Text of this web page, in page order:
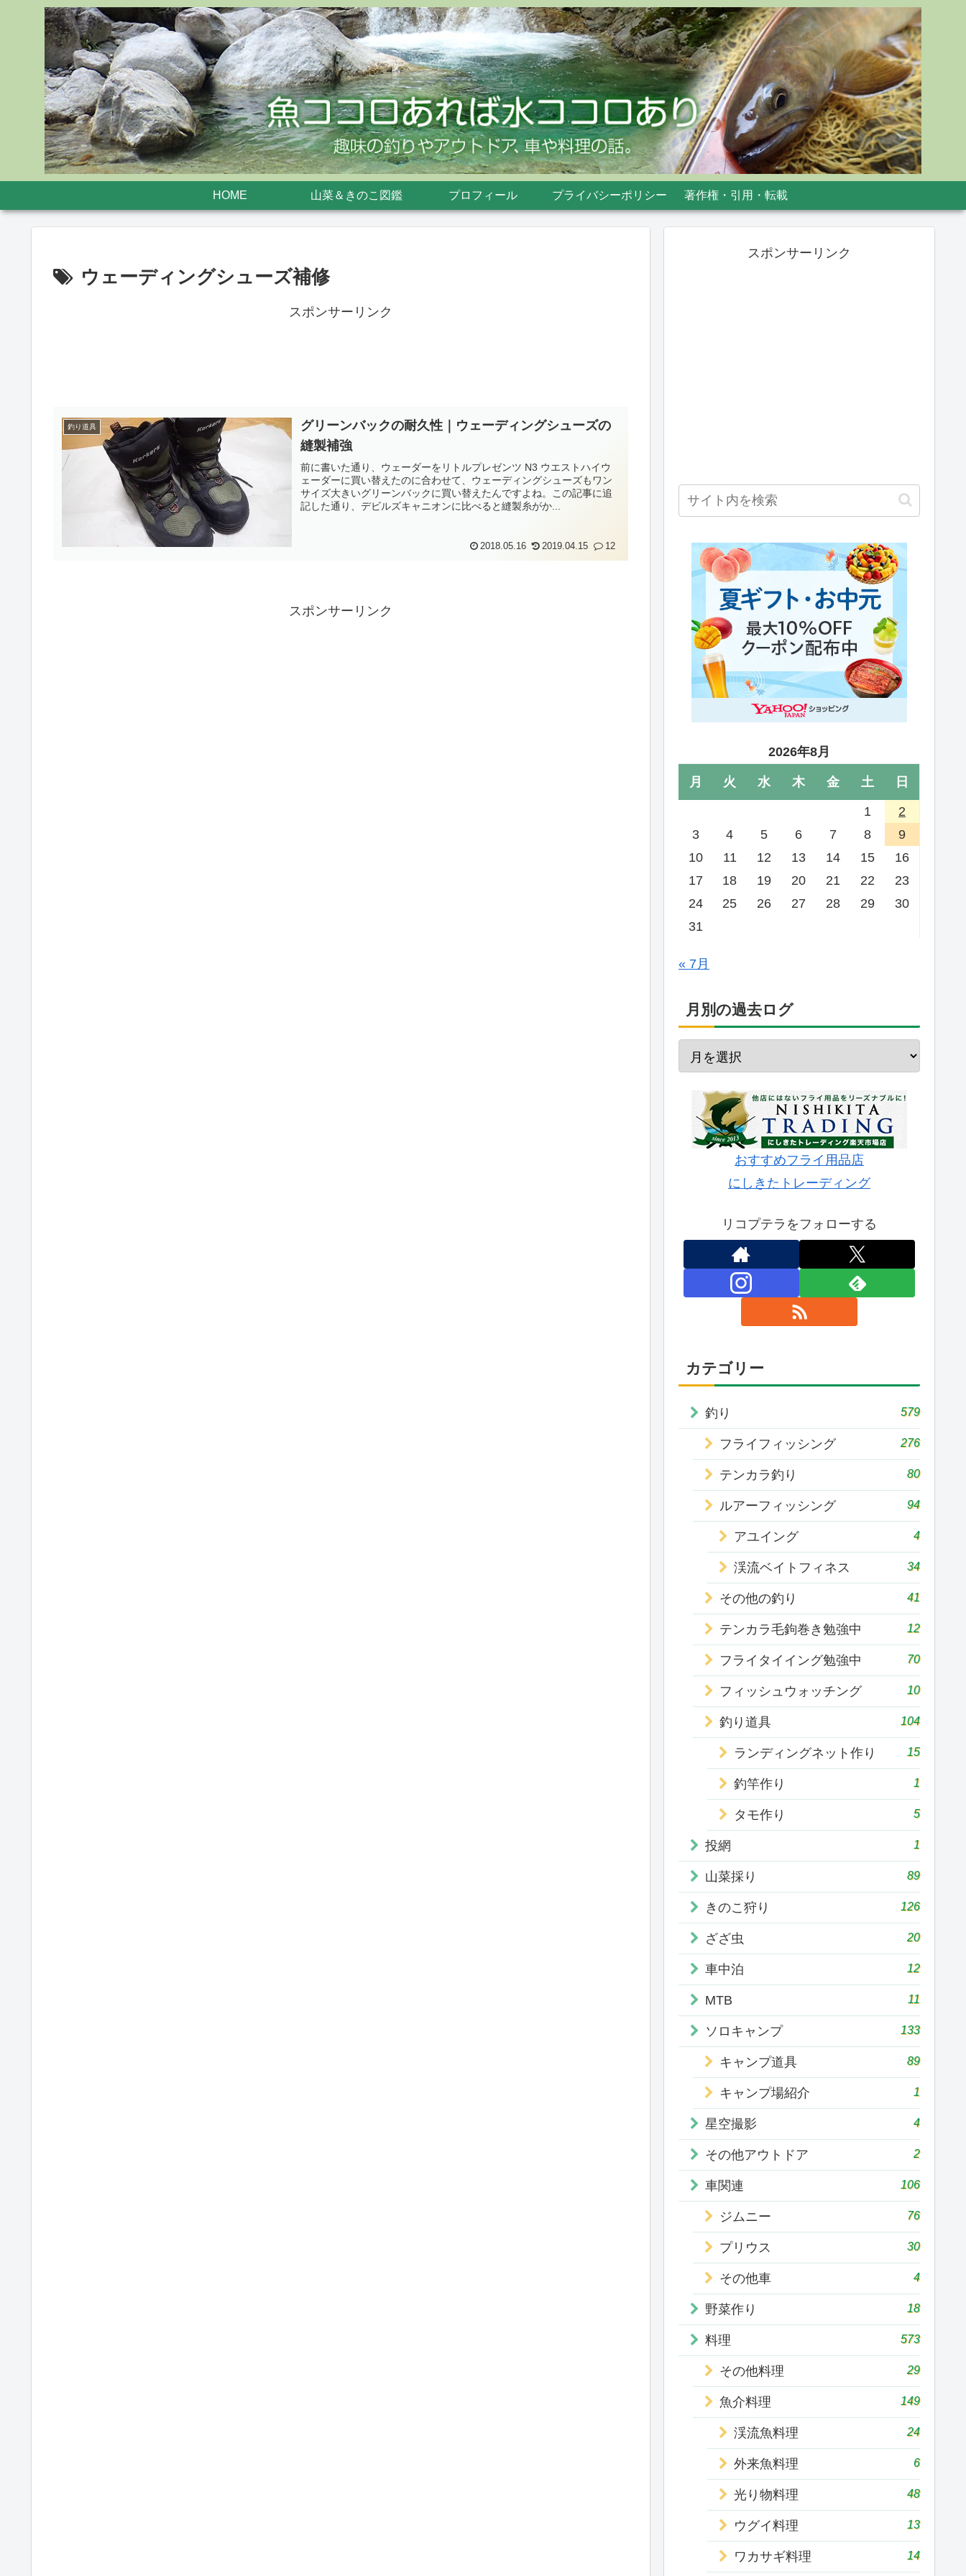
HOME 山菜＆きのこ図鑑 プロフィール プライバシーポリシー 著作権・引用・転載
ウェーディングシューズ補修
スポンサーリンク
釣り道具
グリーンバックの耐久性｜ウェーディングシューズの
縫製補強
前に書いた通り、ウェーダーをリトルプレゼンツ N3 ウエストハイウ
ェーダーに買い替えたのに合わせて、ウェーディングシューズもワン
サイズ大きいグリーンバックに買い替えたんですよね。この記事に追
記した通り、デビルズキャニオンに比べると縫製糸がか...
2018.05.16 2019.04.15 12
スポンサーリンク
スポンサーリンク
2026年8月
月 火 水 木 金 土 日
1
2
3
4 5 6 7 8
9
10
11 12 13 14 15
16
17
18 19 20 21 22
23
24
25 26 27 28 29
30
31
« 7月
月別の過去ログ
おすすめフライ用品店
にしきたトレーディング
リコプテラをフォローする
カテゴリー
釣り 579
フライフィッシング 276
テンカラ釣り 80
ルアーフィッシング 94
アユイング 4
渓流ベイトフィネス 34
その他の釣り 41
テンカラ毛鉤巻き勉強中 12
フライタイイング勉強中 70
フィッシュウォッチング 10
釣り道具 104
ランディングネット作り 15
釣竿作り 1
タモ作り 5
投網 1
山菜採り 89
きのこ狩り 126
ざざ虫 20
車中泊 12
MTB 11
ソロキャンプ 133
キャンプ道具 89
キャンプ場紹介 1
星空撮影 4
その他アウトドア 2
車関連 106
ジムニー 76
プリウス 30
その他車 4
野菜作り 18
料理 573
その他料理 29
魚介料理 149
渓流魚料理 24
外来魚料理 6
光り物料理 48
ウグイ料理 13
ワカサギ料理 14